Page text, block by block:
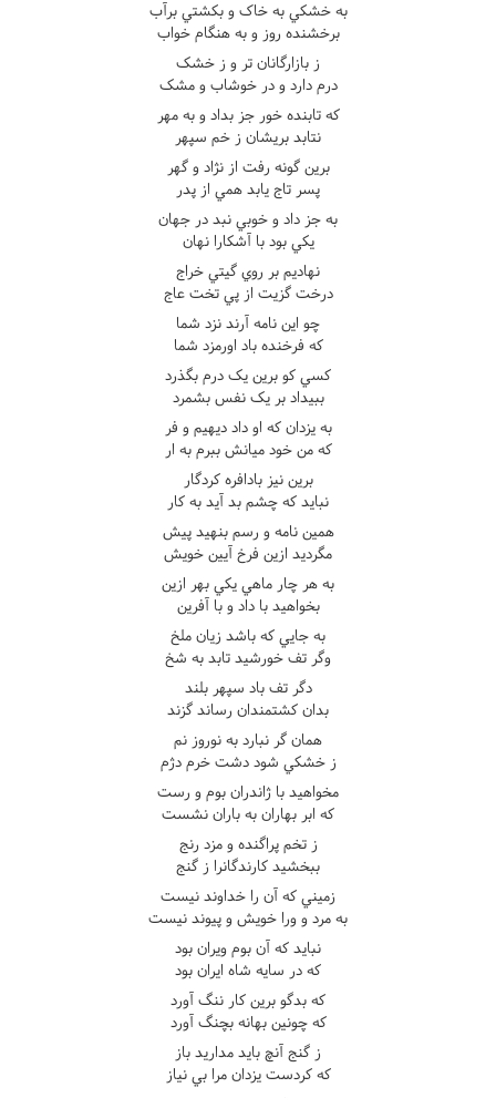
به خشکي به خاک و بکشتي برآب
برخشنده روز و به هنگام خواب
ز بازارگانان تر و ز خشک
درم دارد و در خوشاب و مشک
که تابنده خور جز بداد و به مهر
نتابد بريشان ز خم سپهر
برين گونه رفت از نژاد و گهر
پسر تاج يابد همي از پدر
به جز داد و خوبي نبد در جهان
يکي بود با آشکارا نهان
نهاديم بر روي گيتي خراج
درخت گزيت از پي تخت عاج
چو اين نامه آرند نزد شما
که فرخنده باد اورمزد شما
کسي کو برين يک درم بگذرد
ببيداد بر يک نفس بشمرد
به يزدان که او داد ديهيم و فر
که من خود ميانش ببرم به ار
برين نيز بادافره کردگار
نبايد که چشم بد آيد به کار
همين نامه و رسم بنهيد پيش
مگرديد ازين فرخ آيين خويش
به هر چار ماهي يکي بهر ازين
بخواهيد با داد و با آفرين
به جايي که باشد زيان ملخ
وگر تف خورشيد تابد به شخ
دگر تف باد سپهر بلند
بدان کشتمندان رساند گزند
همان گر نبارد به نوروز نم
ز خشکي شود دشت خرم دژم
مخواهيد با ژاندران بوم و رست
که ابر بهاران به باران نشست
ز تخم پراگنده و مزد رنج
ببخشيد کارندگانرا ز گنج
زميني که آن را خداوند نيست
به مرد و ورا خويش و پيوند نيست
نبايد که آن بوم ويران بود
که در سايه شاه ايران بود
که بدگو برين کار ننگ آورد
که چونين بهانه بچنگ آورد
ز گنج آنچ بايد مداريد باز
که کردست يزدان مرا بي نياز